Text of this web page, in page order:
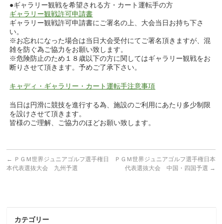
●ギャラリー観戦を希望される方・カート運転手の方
ギャラリー観戦許可申請書
ギャラリー観戦許可申請書にご署名の上、大会当日お持ち下さ
い。
※お忘れになった場合は当日大会受付にてご署名頂きますが、混
雑を防ぐ為ご協力をお願い致します。
※危険防止のため１８歳以下の方に関してはギャラリー観戦をお
断りさせて頂きます。予めご了承下さい。
キャディ・ギャラリー・カート運転手注意事項
当日は円滑に競技を進行する為、施設のご利用にあたり多少制限
を設けさせて頂きます。
皆様のご理解、ご協力のほどお願い致します。
← ＰＧＭ世界ジュニアゴルフ選手権日
本代表選抜大会 九州予選
ＰＧＭ世界ジュニアゴルフ選手権日本
代表選抜大会 中国・四国予選 →
カテゴリー